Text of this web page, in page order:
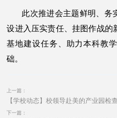
此次推进会主题鲜明、务
设进入压实责任、挂图作战的
基地建设任务、助力本科教
础。
上一篇：
【学校动态】校领导赴美的产业园检
下一篇：